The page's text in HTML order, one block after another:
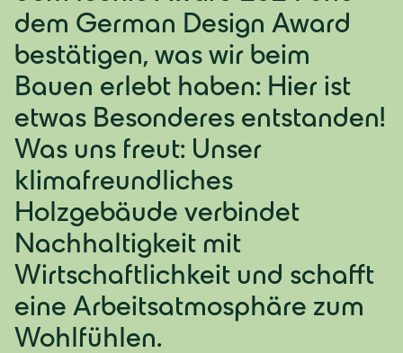
dem German Design Award
bestätigen, was wir beim
Bauen erlebt haben: Hier ist
etwas Besonderes entstanden!
Was uns freut: Unser
klimafreundliches
Holzgebäude verbindet
Nachhaltigkeit mit
Wirtschaftlichkeit und schafft
eine Arbeitsatmosphäre zum
Wohlfühlen.